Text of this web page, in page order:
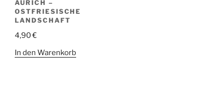
AURICH –
OSTFRIESISCHE
LANDSCHAFT
4,90€
In den Warenkorb